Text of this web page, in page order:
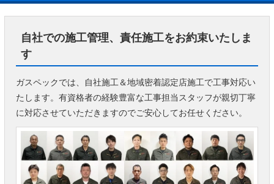
自社での施工管理、責任施工をお約束いたしま
す
ガスペックでは、自社施工＆地域密着認定店施工で工事対応い
たします。有資格者の経験豊富な工事担当スタッフが親切丁寧
に対応させていただきますのでご安心してお任せください。